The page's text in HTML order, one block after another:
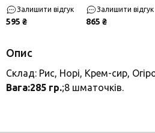
Залишити відгук
595 ₴
Залишити відгук
865 ₴
Опис
Склад: Рис, Норі, Крем-сир,
Вага:285 гр.;8 шматочків.